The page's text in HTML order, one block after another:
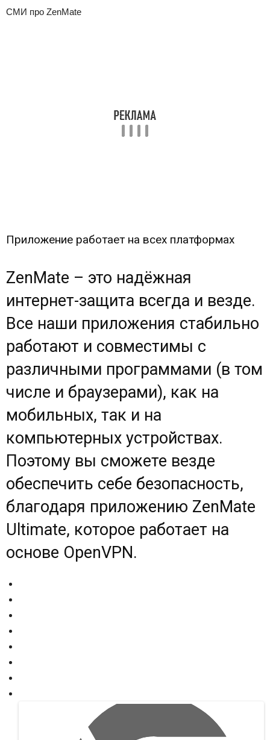
СМИ про ZenMate
Приложение работает на всех платформах
ZenMate – это надёжная
интернет-защита всегда и везде.
Все наши приложения стабильно
работают и совместимы с
различными программами (в том
числе и браузерами), как на
мобильных, так и на
компьютерных устройствах.
Поэтому вы сможете везде
обеспечить себе безопасность,
благодаря приложению ZenMate
Ultimate, которое работает на
основе OpenVPN.